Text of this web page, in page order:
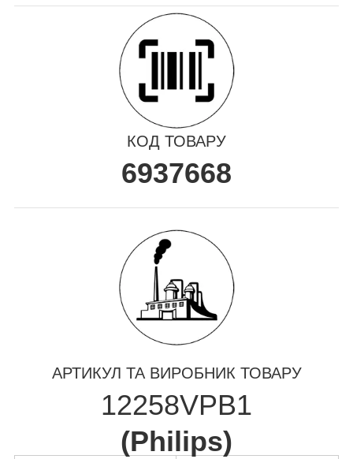
КОД ТОВАРУ
6937668
АРТИКУЛ ТА ВИРОБНИК ТОВАРУ
12258VPB1
(Philips)